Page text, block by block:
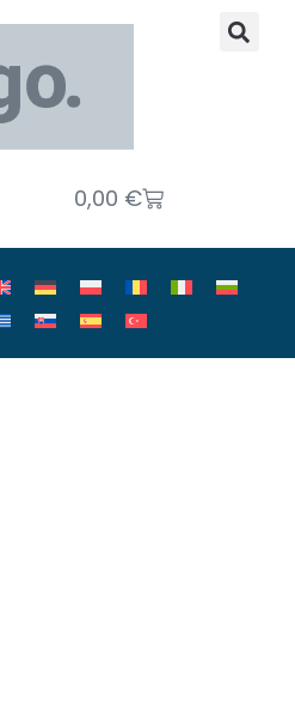
0,00 €